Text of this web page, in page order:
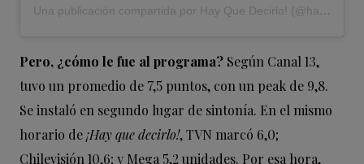
Una publicación compartida por Hay Que Decirlo! (@hayquedecirlo13)
Pero, ¿cómo le fue al programa? Según Canal 13,
tuvo un promedio de 7,5 puntos, con un peak de 9,8.
Se instaló en segundo lugar de sintonía. En el mismo
horario de¡Hay que decirlo!, TVN marcó 6,0;
Chilevisión 10,6; y Mega 5,2 unidades. Por esa hora,